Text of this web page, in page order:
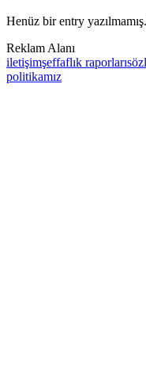
Henüz bir entry
Reklam Alanı
iletişimşeffaflık raporları
politikamız